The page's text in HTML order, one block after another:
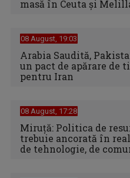
masă în Ceuta şi
08 August, 19:03
Arabia Saudită,
un pact de apărare de
pentru Iran
08 August, 17:28
Miruță: Politica de
trebuie ancorată în
de tehnologie, de